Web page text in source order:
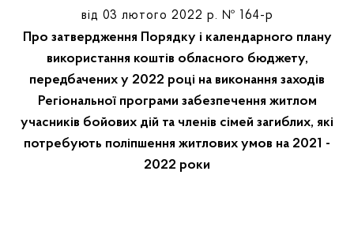
від 03 лютого 2022 р. № 164-р
Про затвердження Порядку і календарного плану
використання коштів обласного бюджету,
передбачених у 2022 році на виконання заходів
Регіональної програми забезпечення житлом
учасників бойових дій та членів сімей загиблих, які
потребують поліпшення житлових умов на 2021 -
2022 роки